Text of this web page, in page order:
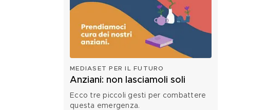
MEDIASET PER IL FUTURO
Anziani: non lasciamoli soli
Ecco tre piccoli gesti per combattere
questa emergenza.